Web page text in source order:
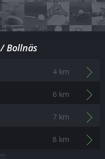
Bollnäs
4 km
6 km
7 km
8 km